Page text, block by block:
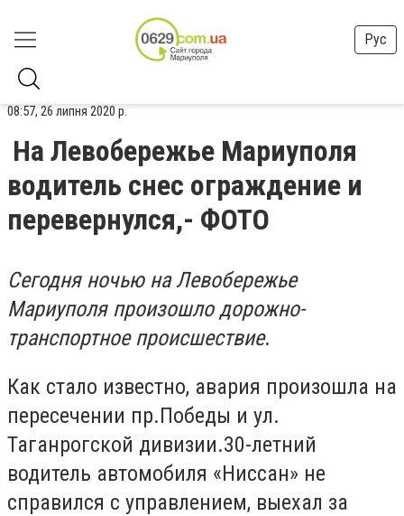
Рус
08:57, 26 липня 2020 р.
На Левобережье Мариуполя
водитель снес ограждение и
перевернулся,- ФОТО
Сегодня ночью на Левобережье
Мариуполя произошло дорожно-
транспортное происшествие.
Как стало известно, авария произошла на
пересечении пр.Победы и ул.
Таганрогской дивизии.30-летний
водитель автомобиля «Ниссан» не
справился с управлением, выехал за